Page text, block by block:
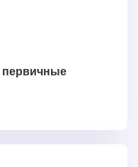
первичные